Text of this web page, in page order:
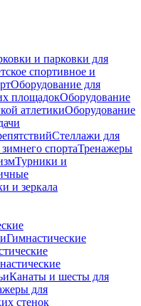
и парковки для
спортивное и
Оборудование для
площадокОборудование
атлетикиОборудование
Стеллажи для
спортаТренажеры
Турники и
и зеркала
Гимнастические
Канаты и шесты для
для
стенок